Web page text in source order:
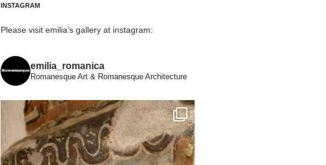
INSTAGRAM
Please visit emilia’s gallery at instagram:
emilia_romanica
Romanesque Art & Romanesque Architecture